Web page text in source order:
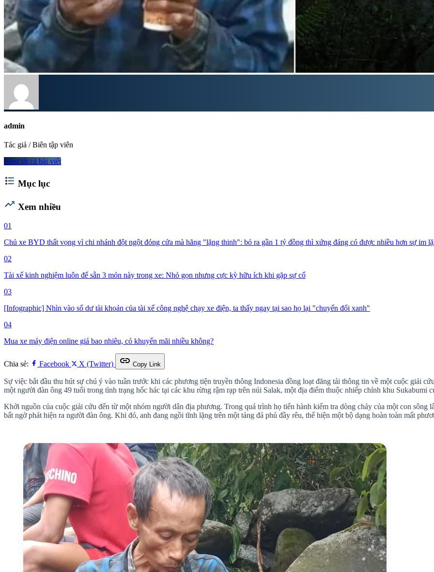
admin
Tác giả / Biên tập viên
Xem tất cả bài viết
format_list_bulleted Mục lục
trending_up Xem nhiều
01
Chủ xe BYD thất vọng vì chi nhánh đột ngột đóng cửa mà hãng "lặng thinh": bỏ ra gần 1 tỷ đồng thì xứng đáng có được nhiều hơn sự im
02
Tài xế kinh nghiệm luôn để sẵn 3 món này trong xe: Nhỏ gọn nhưng cực kỳ hữu ích khi gặp sự cố
03
[Infographic] Nhìn vào số dư tài khoản của tài xế công nghệ chạy xe điện, ta thấy ngay tại sao họ lại "chuyển đổi xanh"
04
Mua xe máy điện online giá bao nhiêu, có khuyến mãi nhiều không?
Chia sẻ: Facebook X (Twitter) link Copy Link
Sự việc bắt đầu thu hút sự chú ý vào tuần trước khi các phương tiện truyền thông Indonesia đồng loạt đăng tải thông tin về một cuộc giải
một người đàn ông 49 tuổi trong tình trạng hốc hác tại các khu rừng rậm rạp trên núi Salak, một địa điểm thuộc nhiếp chính khu Sukabumi
Khởi nguồn của cuộc giải cứu đến từ một nhóm người dân địa phương. Trong quá trình họ tiến hành kiểm tra dòng chảy của một con sông
bất ngờ phát hiện ra người đàn ông. Khi đó, anh đang ngồi tĩnh lặng trên một tảng đá phủ đầy rêu, thể hiện một bộ dạng hoàn toàn mất